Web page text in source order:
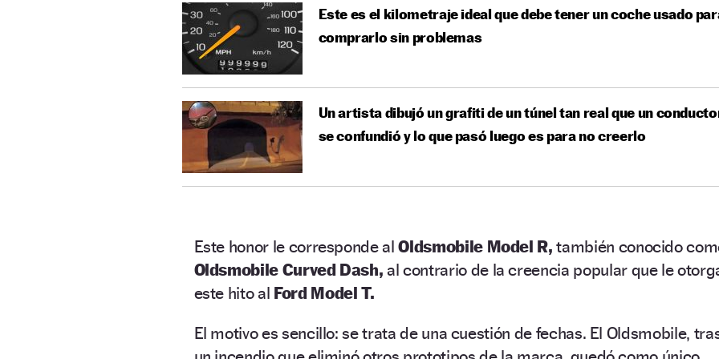
Este es el kilometraje ideal que debe tener un coche usado
comprarlo sin problemas
Un artista dibujó un grafiti de un túnel tan real que un
se confundió y lo que pasó luego es para no creerlo
Este honor le corresponde alOldsmobile Model R, también conocido
Oldsmobile Curved Dash,al contrario de la creencia popular que le
este hito al Ford Model T.
El motivo es sencillo: se trata de una cuestión de fechas. El Oldsmobile,